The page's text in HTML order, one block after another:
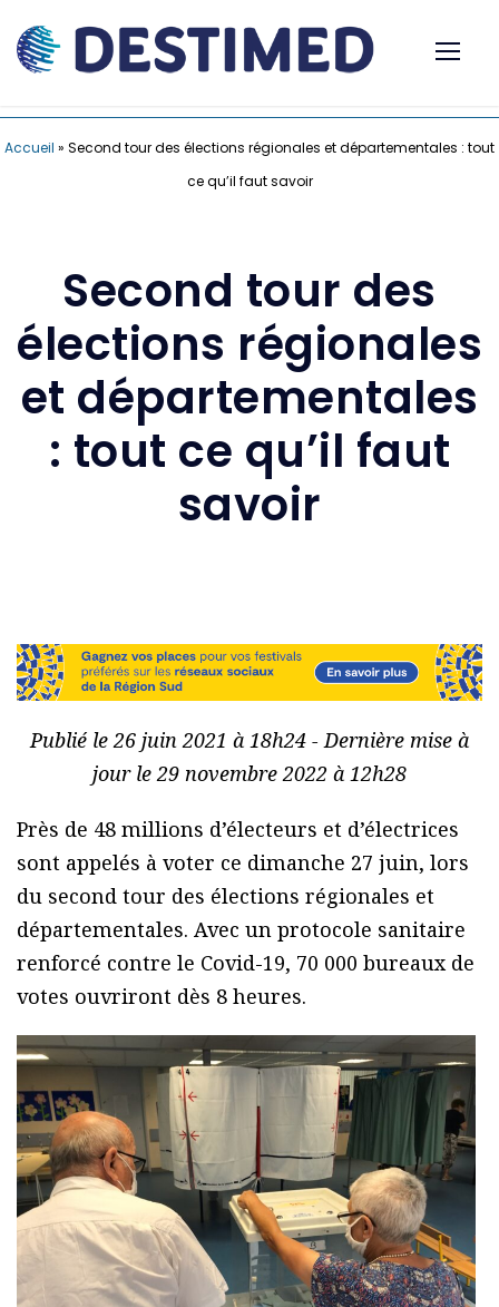
Accueil » Second tour des élections régionales et départementales : tout
ce qu’il faut savoir
Second tour des
élections régionales
et départementales
: tout ce qu’il faut
savoir
Publié le 26 juin 2021 à 18h24 - Dernière mise à
jour le 29 novembre 2022 à 12h28
Près de 48 millions d’électeurs et d’électrices
sont appelés à voter ce dimanche 27 juin, lors
du second tour des élections régionales et
départementales. Avec un protocole sanitaire
renforcé contre le Covid-19, 70 000 bureaux de
votes ouvriront dès 8 heures.